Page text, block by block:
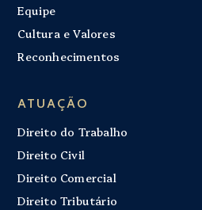
Equipe
Cultura e Valores
Reconhecimentos
ATUAÇÃO
Direito do Trabalho
Direito Civil
Direito Comercial
Direito Tributário